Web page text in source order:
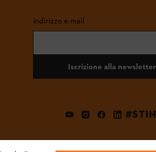
Indirizzo e-mail
Iscrizione alla newsletter